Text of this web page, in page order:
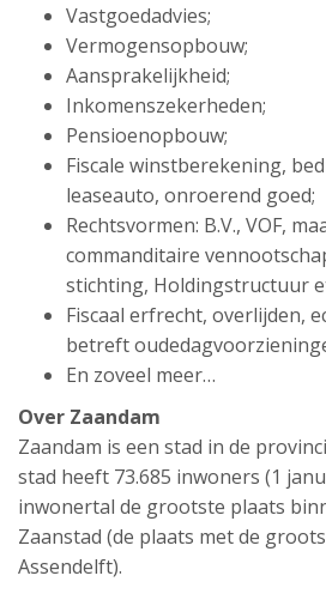
Vastgoedadvies;
Vermogensopbouw;
Aansprakelijkheid;
Inkomenszekerheden;
Pensioenopbouw;
Fiscale winstberekening,
leaseauto, onroerend goed;
Rechtsvormen: B.V., VOF,
commanditaire
stichting, Holdingstructuur
Fiscaal erfrecht, overlijden,
betreft
En zoveel meer…
Over Zaandam
Zaandam is een stad in de
stad heeft 73.685 inwoners (1
inwonertal de grootste plaats
Zaanstad (de plaats met de
Assendelft).